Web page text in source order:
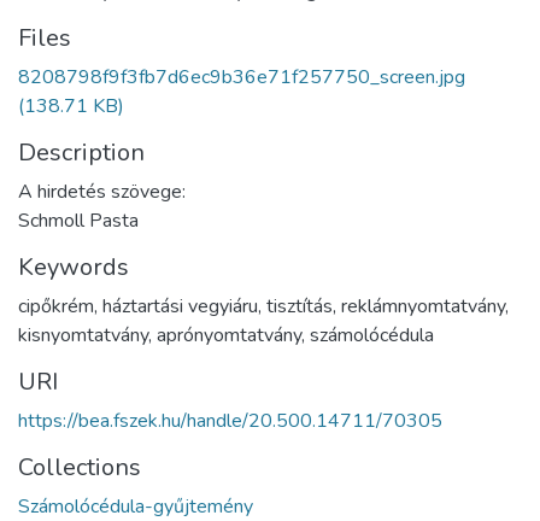
Files
8208798f9f3fb7d6ec9b36e71f257750_screen.jpg
(138.71 KB)
Description
A hirdetés szövege:
Schmoll Pasta
Keywords
cipőkrém, háztartási vegyiáru, tisztítás, reklámnyomtatvány,
kisnyomtatvány, aprónyomtatvány, számolócédula
URI
https://bea.fszek.hu/handle/20.500.14711/70305
Collections
Számolócédula-gyűjtemény